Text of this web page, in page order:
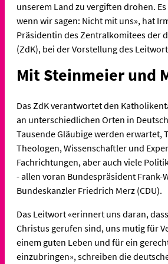
unserem Land zu vergiften drohen.
wenn wir sagen: Nicht mit uns», hat
Präsidentin des Zentralkomitees der
(ZdK), bei der Vorstellung des
Mit Steinmeier und
Das ZdK verantwortet den
an unterschiedlichen Orten in
Tausende Gläubige werden erwartet,
Theologen, Wissenschaftler und
Fachrichtungen, aber auch viele
- allen voran Bundespräsident Frank-
Bundeskanzler Friedrich Merz (CDU).
Das Leitwort «erinnert uns daran,
Christus gerufen sind, uns mutig für
einem guten Leben und für ein
einzubringen», schreiben die